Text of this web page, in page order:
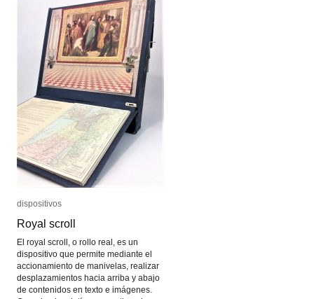
dispositivos
Royal scroll
El royal scroll, o rollo real, es un
dispositivo que permite mediante el
accionamiento de manivelas, realizar
desplazamientos hacia arriba y abajo
de contenidos en texto e imágenes.
dispositivos
Royal scroll